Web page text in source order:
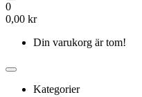
0
0,00 kr
Din varukorg är tom!
Kategorier